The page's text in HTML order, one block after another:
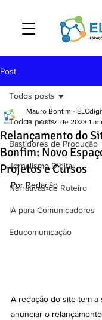
Post
Todos posts
Bastidores de Produção
Jornalismo Digital
Narrativas de Roteiro
IA para Comunicadores
Educomunicação
Todos posts
Relançamento do
Bonfim: Novo
Projetos e Cursos
Mauro Bonfim -
13 de nov. de 2023 1
Por Redação
A redação do site tem a
anunciar o